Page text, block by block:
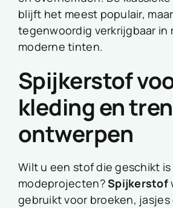
blijft het meest populair,
tegenwoordig verkrijgbaar in
moderne tinten.
Spijkerstof
kleding en
ontwerpen
Wilt u een stof die geschikt
modeprojecten?Spijkerstof
gebruikt voor broeken, jasjes